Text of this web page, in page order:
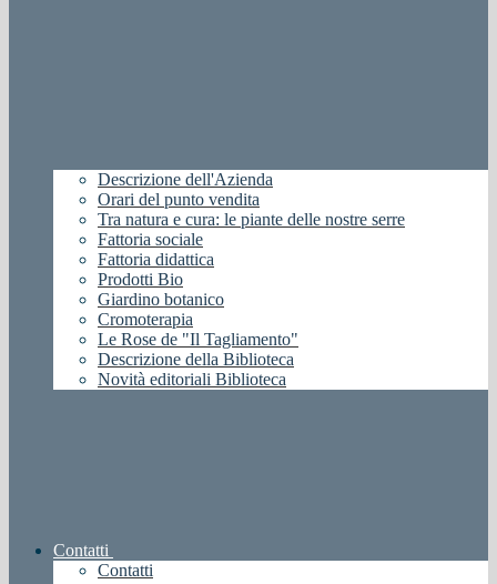
Descrizione dell'Azienda
Orari del punto vendita
Tra natura e cura: le piante delle nostre serre
Fattoria sociale
Fattoria didattica
Prodotti Bio
Giardino botanico
Cromoterapia
Le Rose de "Il Tagliamento"
Descrizione della Biblioteca
Novità editoriali Biblioteca
Contatti
Contatti